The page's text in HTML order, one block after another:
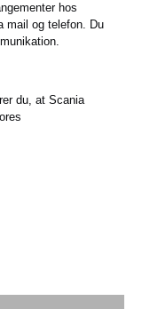
hos
mail og telefon. Du
du, at Scania